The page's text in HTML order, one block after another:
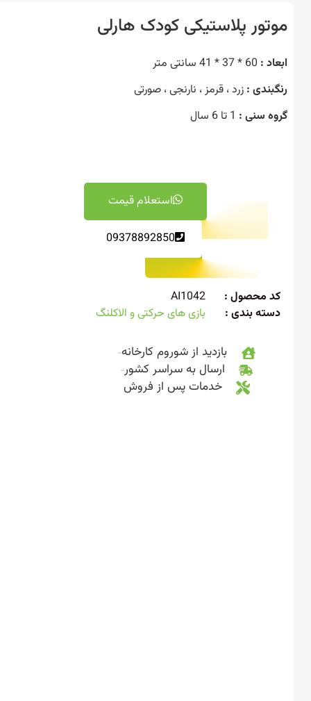
پلاستیکی کودک هارلی
:زرد ، قرمز ، نارنجی ، صورتی
سنی :1 تا 6 سال
استعلام قیمت
09378892850
محصول :
AI1042
بندی :
بازی های حرکتی و الاکلنگ
بازدید از شوروم کارخانه
ارسال به سراسر کشور
خدمات پس از فروش